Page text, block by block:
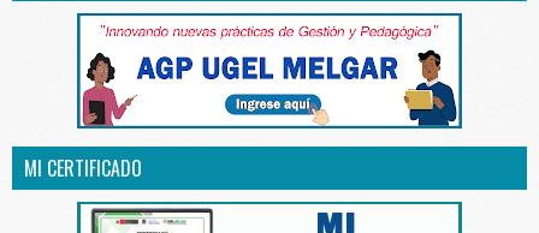
MI CERTIFICADO